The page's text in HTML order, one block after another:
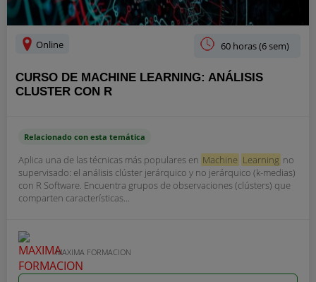
Online 60 horas (6 sem)
CURSO DE MACHINE LEARNING: ANÁLISIS
CLUSTER CON R
Relacionado con esta temática
Aplica una de las técnicas más populares en Machine Learning no
supervisado: el análisis clúster jerárquico y no jerárquico (k-medias)
con R Software. Encuentra grupos de observaciones (clústers) que
comparten características...
MAXIMA FORMACION